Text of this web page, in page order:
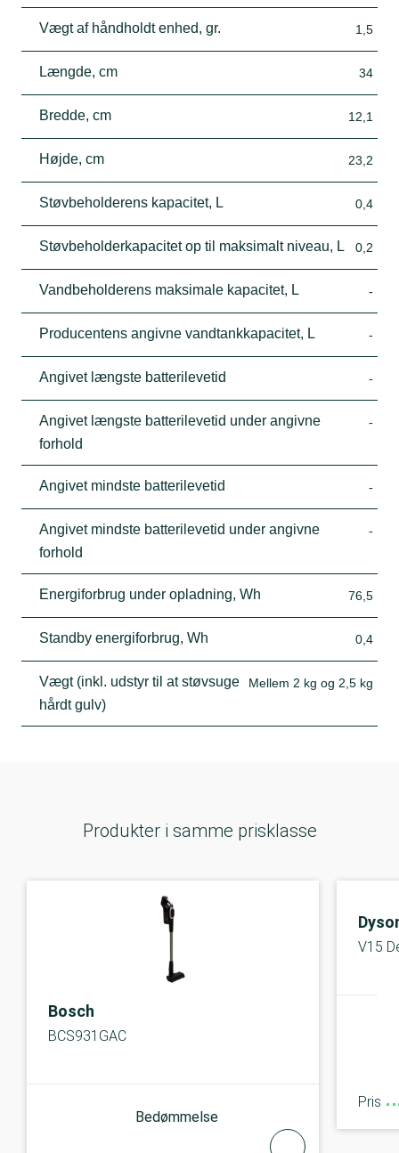
Vægt af håndholdt enhed, gr. 1,5
Længde, cm 34
Bredde, cm 12,1
Højde, cm 23,2
Støvbeholderens kapacitet, L 0,4
Støvbeholderkapacitet op til maksimalt niveau, L 0,2
Vandbeholderens maksimale kapacitet, L -
Producentens angivne vandtankkapacitet, L -
Angivet længste batterilevetid -
Angivet længste batterilevetid under angivne
forhold
-
Angivet mindste batterilevetid -
Angivet mindste batterilevetid under angivne
forhold
-
Energiforbrug under opladning, Wh 76,5
Standby energiforbrug, Wh 0,4
Vægt (inkl. udstyr til at støvsuge
hårdt gulv)
Mellem 2 kg og 2,5 kg
Produkter i samme prisklasse
Bosch
BCS931GAC
Bedømmelse
V15
Pris